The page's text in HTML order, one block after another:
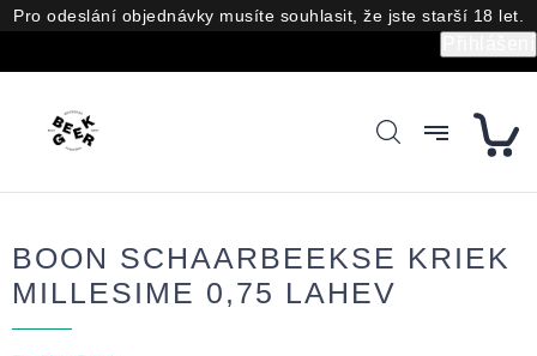
Přejít
na
Pro odeslání objednávky musíte souhlasit, že jste starší 18 let.
BOON SCHAARBEEKSE KRIEK
MILLESIME 0,75 LAHEV